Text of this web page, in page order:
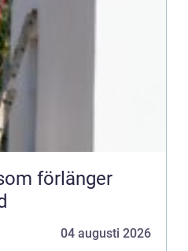
förlänger
04 augusti 2026